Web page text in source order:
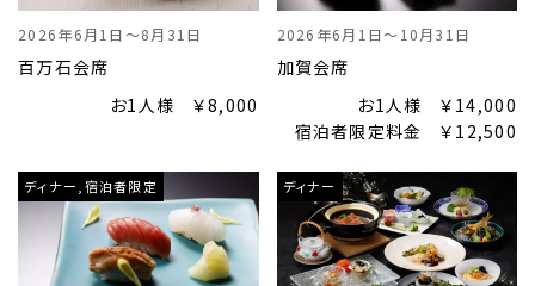
2026年6月1日～8月31日
百万石会席
お1人様 ￥8,000
2026年6月1日～10月31日
加賀会席
お1人様 ￥14,000
宿泊者限定料金 ￥12,500
ディナー,宿泊者限定 ディナー